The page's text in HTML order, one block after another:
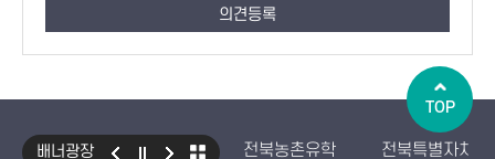
배너광장 전북농촌유학
전북특별자치
TOP